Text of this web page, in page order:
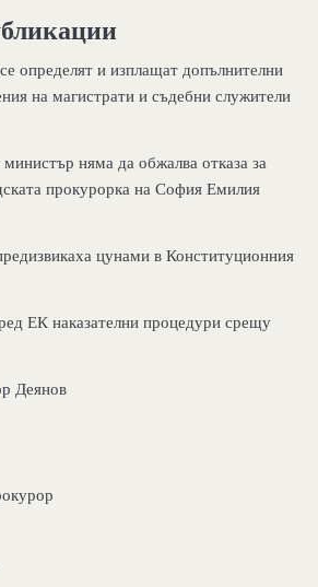
определят и изплащат допълнителни
на магистрати и съдебни служители
няма да обжалва отказа за
прокурорка на София Емилия
цунами в Конституционния
ЕК наказателни процедури срещу
Деянов